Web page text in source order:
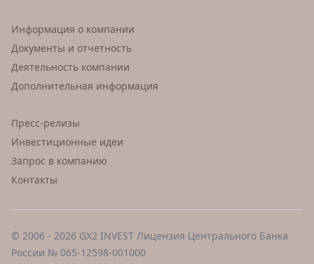
Информация о компании
Документы и отчетность
Деятельность компании
Дополнительная информация
Пресс-релизы
Инвестиционные идеи
Запрос в компанию
Контакты
© 2006 - 2026 GX2 INVEST Лицензия Центрального Банка
России № 065-12598-001000